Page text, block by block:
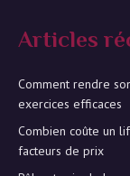
Articles
Comment rendre
exercices efficaces
Combien coûte un
facteurs de prix